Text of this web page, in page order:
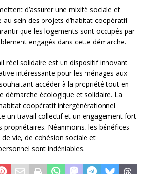
d’assurer une mixité sociale et
au sein des projets d’habitat coopératif
que les logements sont occupés par
engagés dans cette démarche.
réel solidaire est un dispositif innovant
intéressante pour les ménages aux
accéder à la propriété tout en
démarche écologique et solidaire. La
coopératif intergénérationnel
un travail collectif et un engagement fort
propriétaires. Néanmoins, les bénéfices
vie, de cohésion sociale et
sont indéniables.